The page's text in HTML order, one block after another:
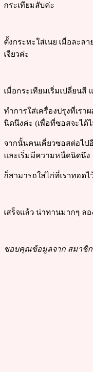
กระเทียมสับค่ะ
ตั้งกระทะใส่เนย เมื่อละล
เจียวค่ะ
เมื่อกระเทียมเริ่มเปลี่ยน
ทำการใส่เครื่องปรุงที่เรา
นิดนึงค่ะ (เพื่อที่ซอสจะได้
จากนั้นคนเคี่ยวซอสต่อไป
และเริ่มมีความหนืดนิดนึง
ก็สามารถใส่ไก่ที่เราทอดไ
เสร็จแล้ว น่าทานมากๆ ลอ
ขอบคุณข้อมูลจาก สมาชิก